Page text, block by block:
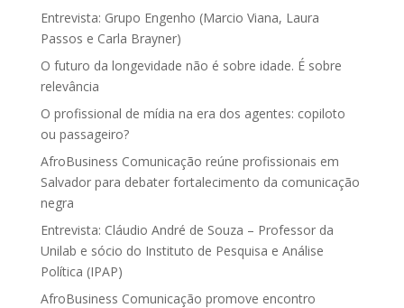
Entrevista: Grupo Engenho (Marcio Viana, Laura
Passos e Carla Brayner)
O futuro da longevidade não é sobre idade. É sobre
relevância
O profissional de mídia na era dos agentes: copiloto
ou passageiro?
AfroBusiness Comunicação reúne profissionais em
Salvador para debater fortalecimento da comunicação
negra
Entrevista: Cláudio André de Souza – Professor da
Unilab e sócio do Instituto de Pesquisa e Análise
Política (IPAP)
AfroBusiness Comunicação promove encontro